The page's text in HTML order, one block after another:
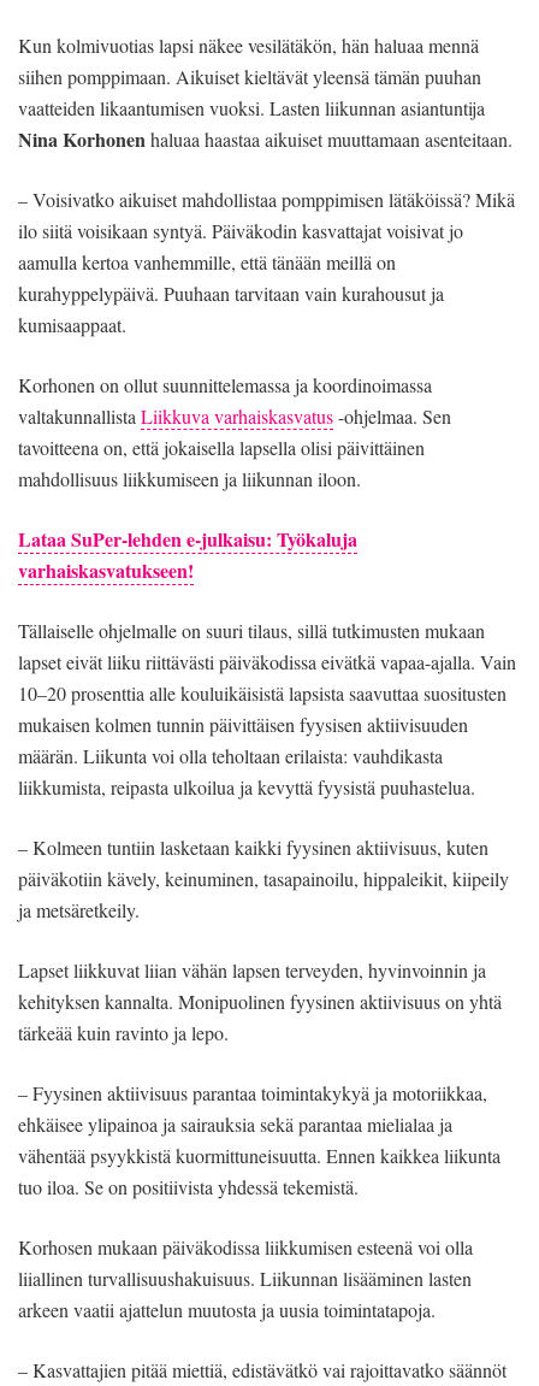
Kun kolmivuotias lapsi näkee vesilätäkön, hän haluaa mennä
siihen pomppimaan. Aikuiset kieltävät yleensä tämän puuhan
vaatteiden likaantumisen vuoksi. Lasten liikunnan asiantuntija
Nina Korhonenhaluaa haastaa aikuiset muuttamaan asenteitaan.
– Voisivatko aikuiset mahdollistaa pomppimisen lätäköissä? Mikä
ilo siitä voisikaan syntyä. Päiväkodin kasvattajat voisivat jo
aamulla kertoa vanhemmille, että tänään meillä on
kurahyppelypäivä. Puuhaan tarvitaan vain kurahousut ja
kumisaappaat.
Korhonen on ollut suunnittelemassa ja koordinoimassa
valtakunnallista Liikkuva varhaiskasvatus-ohjelmaa. Sen
tavoitteena on, että jokaisella lapsella olisi päivittäinen
mahdollisuus liikkumiseen ja liikunnan iloon.
Lataa SuPer-lehden e-julkaisu: Työkaluja
varhaiskasvatukseen!
Tällaiselle ohjelmalle on suuri tilaus, sillä tutkimusten mukaan
lapset eivät liiku riittävästi päiväkodissa eivätkä vapaa-ajalla. Vain
10–20 prosenttia alle kouluikäisistä lapsista saavuttaa suositusten
mukaisen kolmen tunnin päivittäisen fyysisen aktiivisuuden
määrän. Liikunta voi olla teholtaan erilaista: vauhdikasta
liikkumista, reipasta ulkoilua ja kevyttä fyysistä puuhastelua.
– Kolmeen tuntiin lasketaan kaikki fyysinen aktiivisuus, kuten
päiväkotiin kävely, keinuminen, tasapainoilu, hippaleikit, kiipeily
ja metsäretkeily.
Lapset liikkuvat liian vähän lapsen terveyden, hyvinvoinnin ja
kehityksen kannalta. Monipuolinen fyysinen aktiivisuus on yhtä
tärkeää kuin ravinto ja lepo.
– Fyysinen aktiivisuus parantaa toimintakykyä ja motoriikkaa,
ehkäisee ylipainoa ja sairauksia sekä parantaa mielialaa ja
vähentää psyykkistä kuormittuneisuutta. Ennen kaikkea liikunta
tuo iloa. Se on positiivista yhdessä tekemistä.
Korhosen mukaan päiväkodissa liikkumisen esteenä voi olla
liiallinen turvallisuushakuisuus. Liikunnan lisääminen lasten
arkeen vaatii ajattelun muutosta ja uusia toimintatapoja.
– Kasvattajien pitää miettiä, edistävätkö vai rajoittavatko säännöt